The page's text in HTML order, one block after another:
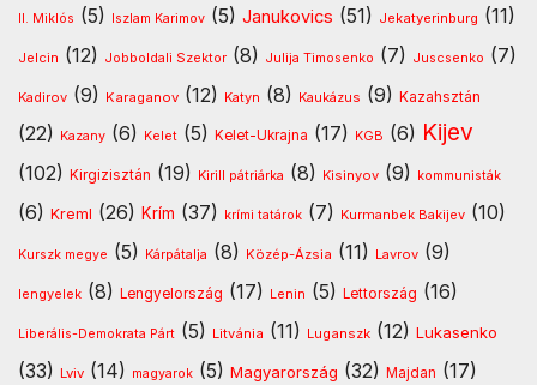
II. Miklós (5) Iszlam Karimov (5) Janukovics (51) Jekatyerinburg (11)
Jelcin (12) Jobboldali Szektor (8) Julija Timosenko (7) Juscsenko (7)
Kadirov (9) Karaganov (12) Katyn (8) Kaukázus (9) Kazahsztán
(22) Kazany (6) Kelet (5) Kelet-Ukrajna (17) KGB (6) Kijev
(102) Kirgizisztán (19) Kirill pátriárka (8) Kisinyov (9) kommunisták
(6) Kreml (26) Krím (37) krími tatárok (7) Kurmanbek Bakijev (10)
Kurszk megye (5) Kárpátalja (8) Közép-Ázsia (11) Lavrov (9)
lengyelek (8) Lengyelország (17) Lenin (5) Lettország (16)
Liberális-Demokrata Párt (5) Litvánia (11) Luganszk (12) Lukasenko
(33) Lviv (14) magyarok (5) Magyarország (32) Majdan (17)